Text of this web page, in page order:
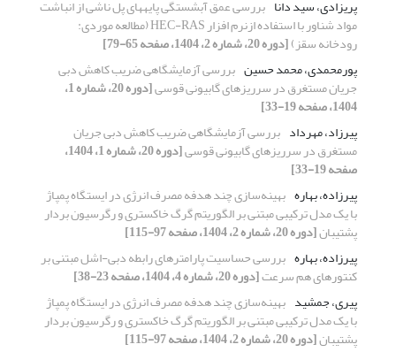
پریزادی، سید دانا بررسی عمق آبشستگی پایه‏های پل ناشی از انباشت
مواد شناور با استفاده ازنرم افزار HEC-RAS (مطالعه موردی:
رودخانه سقز)[دوره 20، شماره 2، 1404، صفحه 65-79]
پورمحمدی، محمد حسین بررسی آزمایشگاهی ضریب کاهش دبی
جریان مستغرق در سرریزهای گابیونی قوسی [دوره 20، شماره 1،
1404، صفحه 19-33]
پیرزاد، مهرداد بررسی آزمایشگاهی ضریب کاهش دبی جریان
مستغرق در سرریزهای گابیونی قوسی [دوره 20، شماره 1، 1404،
صفحه 19-33]
پیرزاده، بهاره بهینه‌سازی چند هدفه مصرف انرژی در ایستگاه پمپاژ
با یک مدل ترکیبی مبتنی بر الگوریتم گرگ خاکستری و رگرسیون بردار
پشتیبان[دوره 20، شماره 2، 1404، صفحه 97-115]
پیرزاده، بهاره بررسی حساسیت پارامترهای رابطه دبی-اشل مبتنی بر
کنتورهای هم سرعت[دوره 20، شماره 4، 1404، صفحه 23-38]
پیری، جمشید بهینه‌سازی چند هدفه مصرف انرژی در ایستگاه پمپاژ
با یک مدل ترکیبی مبتنی بر الگوریتم گرگ خاکستری و رگرسیون بردار
پشتیبان[دوره 20، شماره 2، 1404، صفحه 97-115]